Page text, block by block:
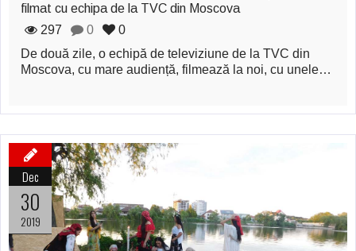
filmat cu echipa de la TVC din Moscova
297
0
0
De două zile, o echipă de televiziune de la TVC din
Moscova, cu mare audiență, filmează la noi, cu unele…
Dec
30
2019